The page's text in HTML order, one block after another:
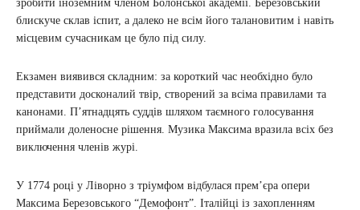
зробити іноземним членом Болонської академії. Березовський
блискуче склав іспит, а далеко не всім його талановитим і навіть
місцевим сучасникам це було під силу.
Екзамен виявився складним: за короткий час необхідно було
представити досконалий твір, створений за всіма правилами та
канонами. П’ятнадцять суддів шляхом таємного голосування
приймали доленосне рішення. Музика Максима вразила всіх без
виключення членів журі.
У 1774 році у Ліворно з тріумфом відбулася прем’єра опери
Максима Березовського “Демофонт”. Італійці із захопленням